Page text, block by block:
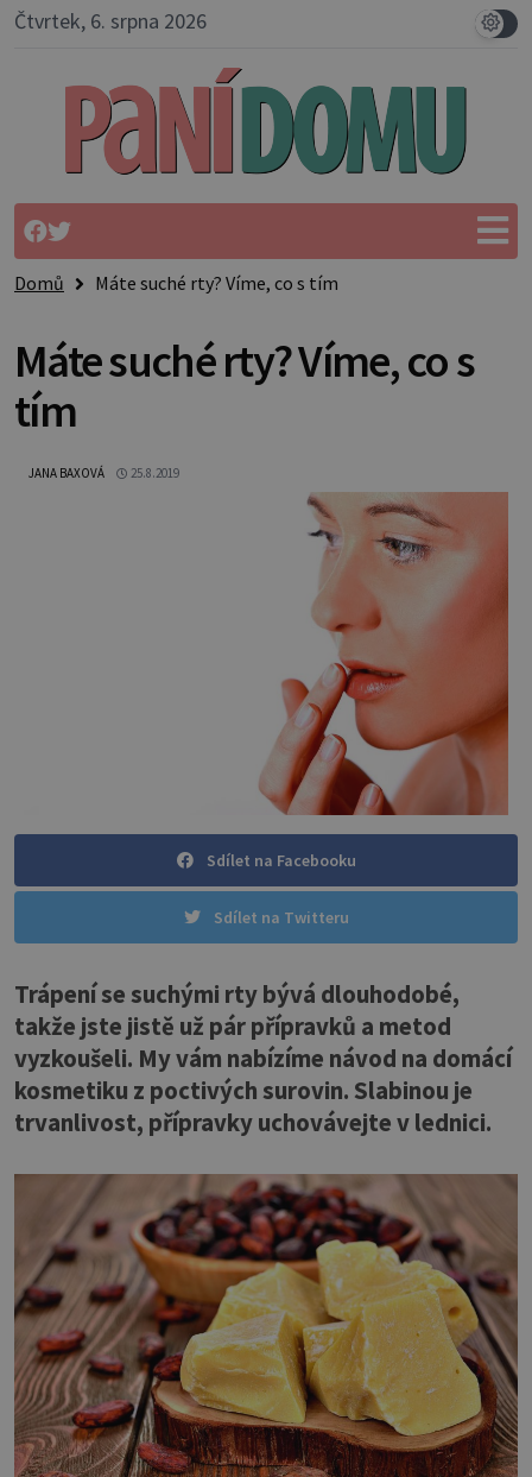
Čtvrtek, 6. srpna 2026
Domů Máte suché rty? Víme, co s tím
Máte suché rty? Víme, co s
tím
JANA BAXOVÁ 25.8.2019
Sdílet na Facebooku
Sdílet na Twitteru
Trápení se suchými rty bývá dlouhodobé,
takže jste jistě už pár přípravků a metod
vyzkoušeli. My vám nabízíme návod na domácí
kosmetiku z poctivých surovin. Slabinou je
trvanlivost, přípravky uchovávejte v lednici.